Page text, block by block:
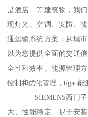
是酒店、等建筑物，我
现灯光、空调、安防、
通运输系统方案：从城
以为您提供全面的交通
全性和效率。能源管理
控制和优化管理，tigao能
SIEMENS西门子S7-
大、性能稳定、易于安